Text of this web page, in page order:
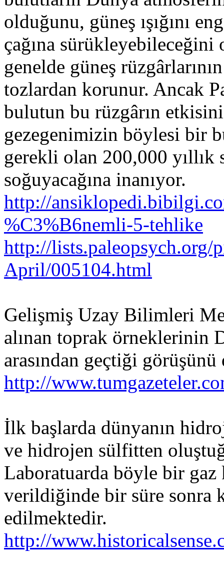
olduğunu, güneş ışığını
çağına
genelde güneş
tozlardan korunur. Ancak
bulutun bu rüzgârın
gezegenimizin böylesi bir
gerekli olan 200,000
soğuyacağına inanıyor.
http://
%C3%B6nemli-5-tehlike
http://lists.paleopsych.org/
April/005104.html
Gelişmiş Uzay Bilimleri
alınan toprak örneklerinin
arasından geçtiği
http://
İlk başlarda dünyanın
ve hidrojen sülfitten
Laboratuarda böyle bir gaz
verildiğinde bir süre sonra
edilmektedir.
http://